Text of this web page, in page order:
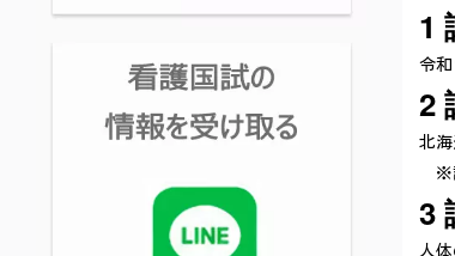
1
令和
2
北
※
3
人